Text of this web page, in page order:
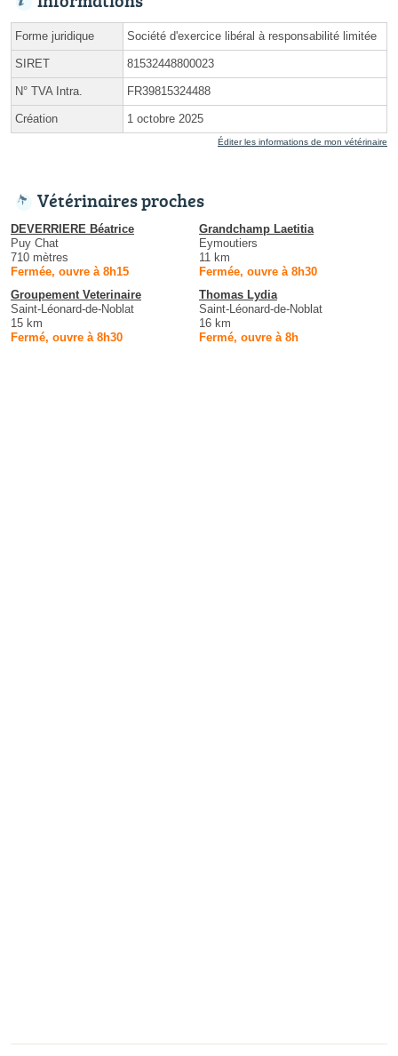
Forme juridique Société d'exercice libéral à responsabilité limitée
SIRET 81532448800023
N° TVA Intra. FR39815324488
Création 1 octobre 2025
Éditer les informations de mon vétérinaire
Vétérinaires proches
DEVERRIERE Béatrice
Puy Chat
710 mètres
Fermée, ouvre à 8h15
Grandchamp Laetitia
Eymoutiers
11 km
Fermée, ouvre à 8h30
Groupement Veterinaire
Saint-Léonard-de-Noblat
15 km
Fermé, ouvre à 8h30
Thomas Lydia
Saint-Léonard-de-Noblat
16 km
Fermé, ouvre à 8h